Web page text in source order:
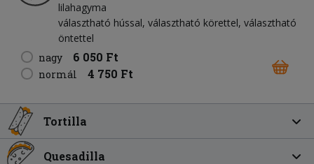
lilahagyma
választható hússal, választható körettel, választható
öntettel
nagy
6 050 Ft
normál 4 750 Ft
Tortilla
Quesadilla